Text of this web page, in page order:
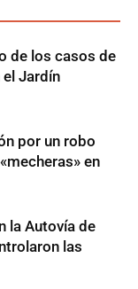
de los casos de
Jardín
por un robo
en
la Autovía de
las